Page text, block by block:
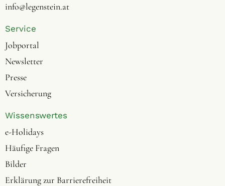
info@legenstein.at
Service
Jobportal
Newsletter
Presse
Versicherung
Wissenswertes
e-Holidays
Häufige Fragen
Bilder
Erklärung zur Barrierefreiheit